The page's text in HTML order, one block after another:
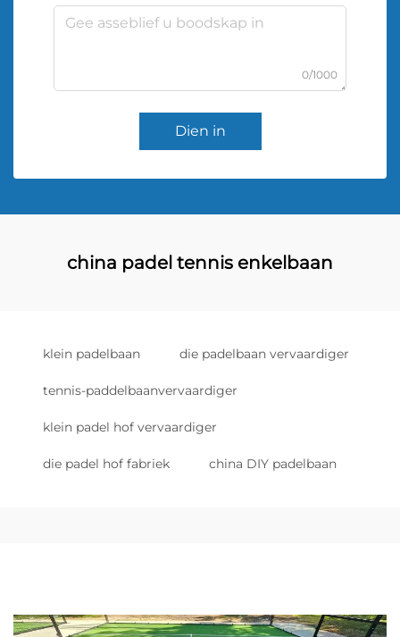
0/1000
Dien in
china padel tennis enkelbaan
klein padelbaan die padelbaan vervaardiger
tennis-paddelbaanvervaardiger
klein padel hof vervaardiger
die padel hof fabriek china DIY padelbaan